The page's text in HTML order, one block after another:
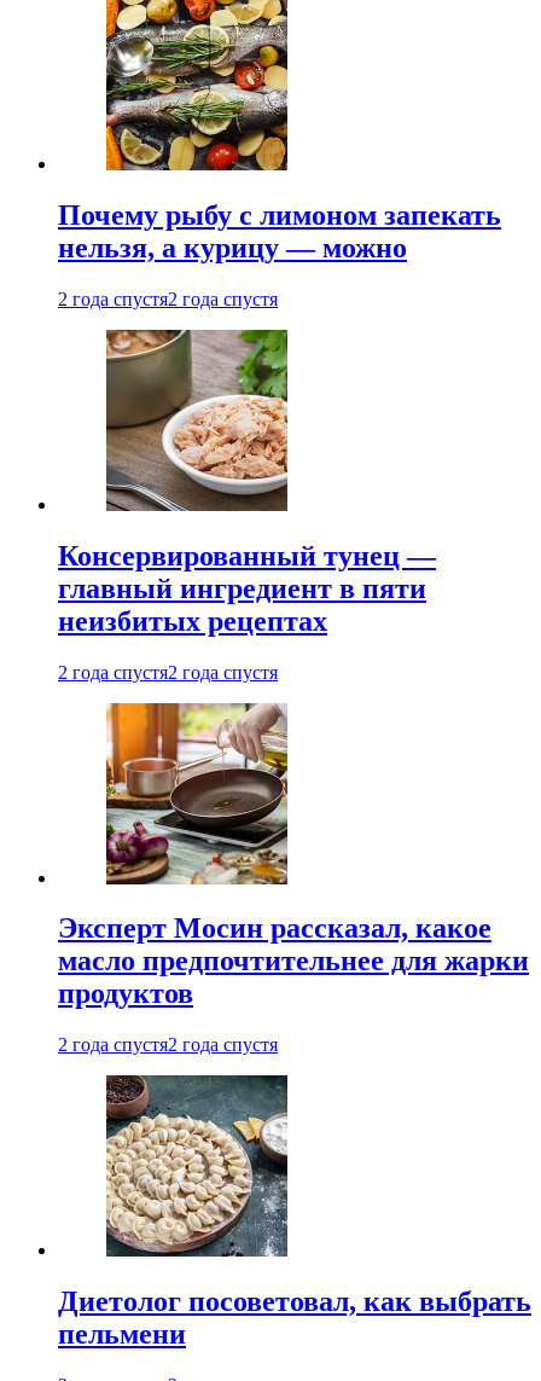
Почему рыбу с лимоном запекать
нельзя, а курицу — можно
2 года спустя2 года спустя
Консервированный тунец —
главный ингредиент в пяти
неизбитых рецептах
2 года спустя2 года спустя
Эксперт Мосин рассказал, какое
масло предпочтительнее для жарки
продуктов
2 года спустя2 года спустя
Диетолог посоветовал, как выбрать
пельмени